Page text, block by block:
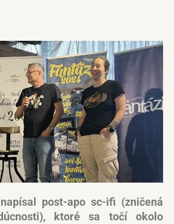
post-apo sc-ifi (zničená
ktoré sa točí okolo